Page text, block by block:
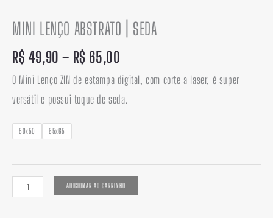
MINI LENÇO ABSTRATO | SEDA
R$ 49,90 – R$ 65,00
O Mini Lenço ZIN de estampa digital, com corte a laser, é super
versátil e possui toque de seda.
50x50 65x65
ADICIONAR AO CARRINHO